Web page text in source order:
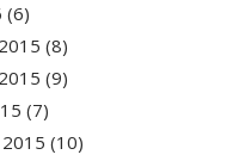
(6)
(8)
(9)
(7)
(10)